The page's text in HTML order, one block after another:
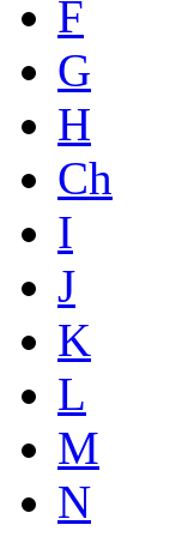
F
G
H
Ch
I
J
K
L
M
N